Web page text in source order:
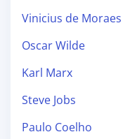
Vinicius de Moraes
Oscar Wilde
Karl Marx
Steve Jobs
Paulo Coelho